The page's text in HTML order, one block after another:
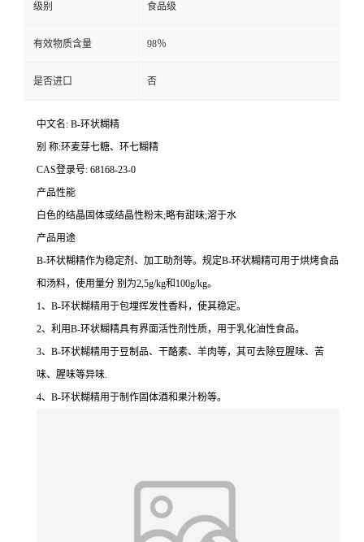
级别 食品级
有效物质含量 98％
是否进口 否
中文名: B-环状糊精
别 称:环麦芽七糖、环七糊精
CAS登录号: 68168-23-0
产品性能
白色的结晶固体或结晶性粉末;略有甜味;溶于水
产品用途
B-环状糊精作为稳定剂、加工助剂等。规定B-环状糊精可用于烘烤食品
和汤料，使用量分 别为2,5g/kg和100g/kg。
1、B-环状糊精用于包埋挥发性香料，使其稳定。
2、利用B-环状糊精具有界面活性剂性质，用于乳化油性食品。
3、B-环状糊精用于豆制品、干酪素、羊肉等，其可去除豆腥味、苦
味、腥味等异味.
4、B-环状糊精用于制作固体酒和果汁粉等。